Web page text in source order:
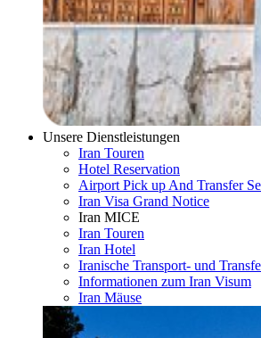
Unsere Dienstleistungen
Iran Touren
Hotel Reservation
Airport Pick up And Transfer
Iran Visa Grand Notice
Iran MICE
Iran Touren
Iran Hotel
Iranische Transport- und
Informationen zum Iran Visum
Iran Mäuse